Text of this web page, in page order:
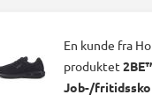
En kunde fra
produktet
Job-/fritidssko